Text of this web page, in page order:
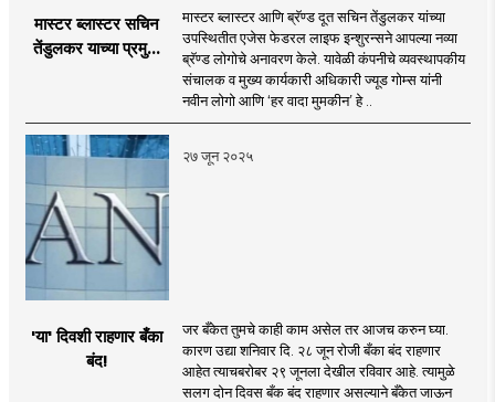
मास्टर ब्लास्टर सचिन
तेंडुलकर याच्या प्रमुख
लोगोचे अनावरण
मास्टर ब्लास्टर आणि ब्रॅण्ड दूत सचिन तेंडुलकर यांच्या
उपस्थितीत एजेस फेडरल लाइफ इन्शुरन्सने आपल्या नव्या
ब्रॅण्ड लोगोचे अनावरण केले. यावेळी कंपनीचे व्यवस्थापकीय
संचालक व मुख्य कार्यकारी अधिकारी ज्यूड गोम्स यांनी
नवीन लोगो आणि ‘हर वादा मुमकीन’ हे ..
२७ जून २०२५
'या' दिवशी राहणार बँका
बंद!
जर बँकेत तुमचे काही काम असेल तर आजच करुन घ्या.
कारण उद्या शनिवार दि. २८ जून रोजी बँका बंद राहणार
आहेत त्याचबरोबर २९ जूनला देखील रविवार आहे. त्यामुळे
सलग दोन दिवस बँक बंद राहणार असल्याने बँकेत जाऊन